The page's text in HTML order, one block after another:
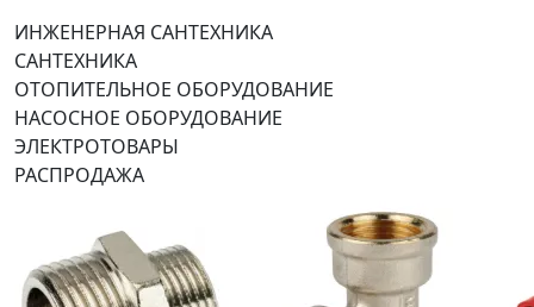
ИНЖЕНЕРНАЯ САНТЕХНИКА
САНТЕХНИКА
ОТОПИТЕЛЬНОЕ ОБОРУДОВАНИЕ
НАСОСНОЕ ОБОРУДОВАНИЕ
ЭЛЕКТРОТОВАРЫ
РАСПРОДАЖА